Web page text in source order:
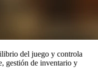
del juego y controla
gestión de inventario y